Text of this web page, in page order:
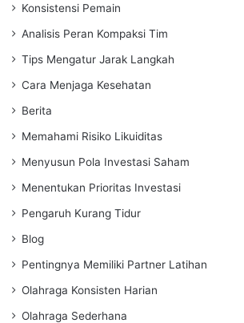
Konsistensi Pemain
Analisis Peran Kompaksi Tim
Tips Mengatur Jarak Langkah
Cara Menjaga Kesehatan
Berita
Memahami Risiko Likuiditas
Menyusun Pola Investasi Saham
Menentukan Prioritas Investasi
Pengaruh Kurang Tidur
Blog
Pentingnya Memiliki Partner Latihan
Olahraga Konsisten Harian
Olahraga Sederhana